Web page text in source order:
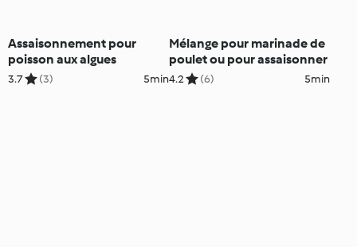
Assaisonnement pour
poisson aux algues
3.7 (3) 5min
Mélange pour marinade de
poulet ou pour assaisonner
4.2 (6) 5min